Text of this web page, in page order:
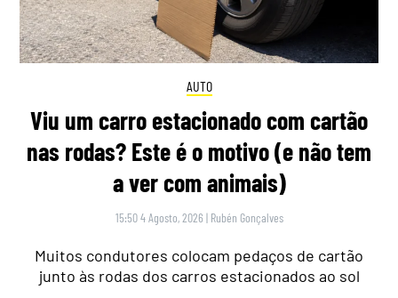
AUTO
Viu um carro estacionado com cartão
nas rodas? Este é o motivo (e não tem
a ver com animais)
15:50 4 Agosto, 2026 | Rubén Gonçalves
Muitos condutores colocam pedaços de cartão
junto às rodas dos carros estacionados ao sol